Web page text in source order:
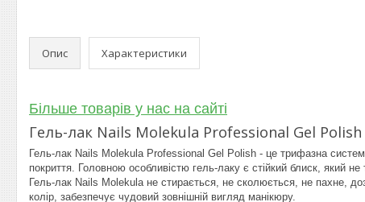
Опис Характеристики
Більше товарів у нас на сайті
Гель-лак Nails Molekula Professional Gel Polish
Гель-лак Nails Molekula Professional Gel Polish - це трифазна
покриття. Головною особливістю гель-лаку є стійкий блиск, який
Гель-лак Nails Molekula не стирається, не сколюється, не пахне,
колір, забезпечує чудовий зовнішній вигляд манікюру.